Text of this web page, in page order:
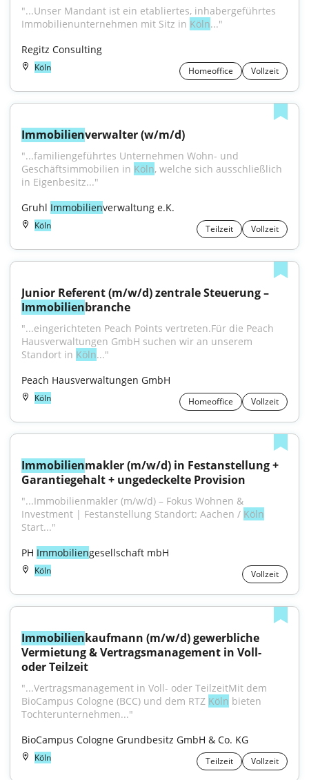
"...Unser Mandant ist ein etabliertes, inhabergeführtes
Immobilienunternehmen mit Sitz in Köln..."
Regitz Consulting
Köln Homeoffice Vollzeit
Immobilienverwalter (w/m/d)
"...familiengeführtes Unternehmen Wohn- und
Geschäftsimmobilien in Köln, welche sich ausschließlich
in Eigenbesitz..."
Gruhl Immobilienverwaltung e.K.
Köln Teilzeit Vollzeit
Immobilienbranche
"...eingerichteten Peach Points vertreten.Für die Peach
Hausverwaltungen GmbH suchen wir an unserem
Standort in Köln..."
Peach Hausverwaltungen GmbH
Köln Homeoffice Vollzeit
Immobilienmakler (m/w/d) in Festanstellung +
Garantiegehalt + ungedeckelte Provision
"...Immobilienmakler (m/w/d) – Fokus Wohnen &
Investment | Festanstellung Standort: Aachen / Köln
Start..."
PH Immobiliengesellschaft mbH
Köln Vollzeit
Immobilienkaufmann (m/w/d) gewerbliche
Vermietung & Vertragsmanagement in Voll-
oder Teilzeit
"...Vertragsmanagement in Voll- oder TeilzeitMit dem
BioCampus Cologne (BCC) und dem RTZ Köln bieten
Tochterunternehmen..."
BioCampus Cologne Grundbesitz GmbH & Co. KG
Köln Teilzeit Vollzeit